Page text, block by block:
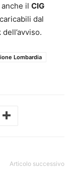
anche il CIG
dal
Lombardia
Articolo successivo